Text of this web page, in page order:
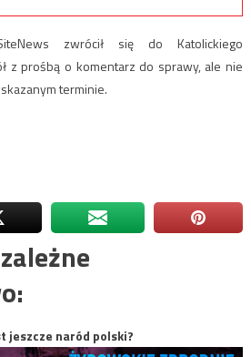
zwrócił się do Katolickiego
z prośbą o komentarz do sprawy, ale nie
terminie.
jeszcze naród polski?